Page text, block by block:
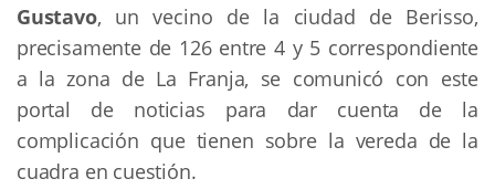
Gustavo, un vecino de la ciudad de Berisso,
precisamente de 126 entre 4 y 5 correspondiente
a la zona de La Franja, se comunicó con este
portal de noticias para dar cuenta de la
complicación que tienen sobre la vereda de la
cuadra en cuestión.